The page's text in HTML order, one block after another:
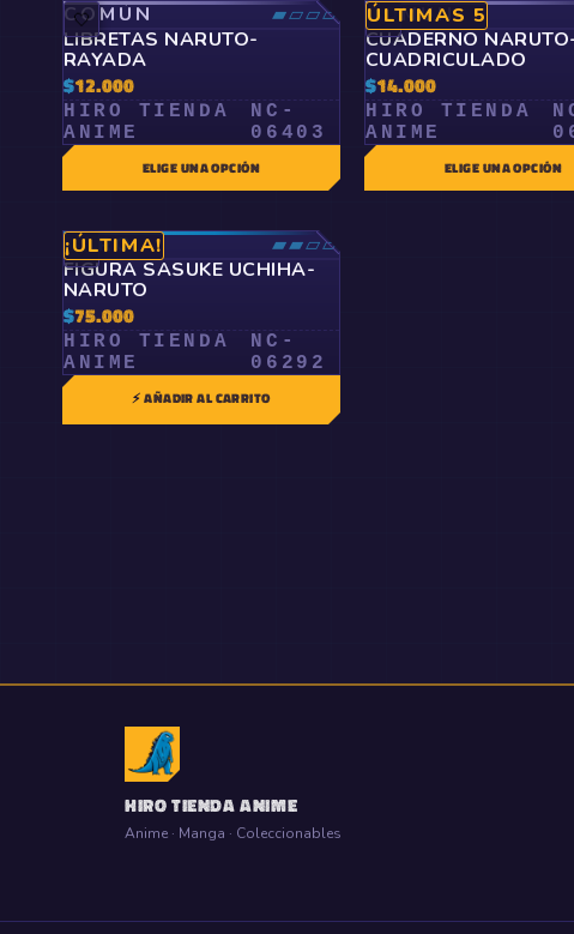
🤍
COMÚN
▰▱▱▱
LIBRETAS NARUTO-
RAYADA
$12.000
HIRO TIENDA
ANIME
NC-
06403
ELIGE UNA OPCIÓN
🤍
ÚLTIMAS 5
COMÚN
CUADERNO
CUADRICULADO
$14.000
HIRO TIENDA
ANIME
ELIGE UNA OPCIÓN
🤍
¡ÚLTIMA!
RARO
▰▰▱▱
FIGURA SASUKE UCHIHA-
NARUTO
$75.000
HIRO TIENDA
ANIME
NC-
06292
⚡ AÑADIR AL CARRITO
HIRO TIENDA ANIME
Anime · Manga · Coleccionables